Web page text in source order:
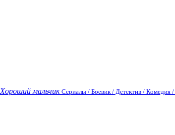
Хороший мальчик Сериалы / Боевик / Детектив / Комедия